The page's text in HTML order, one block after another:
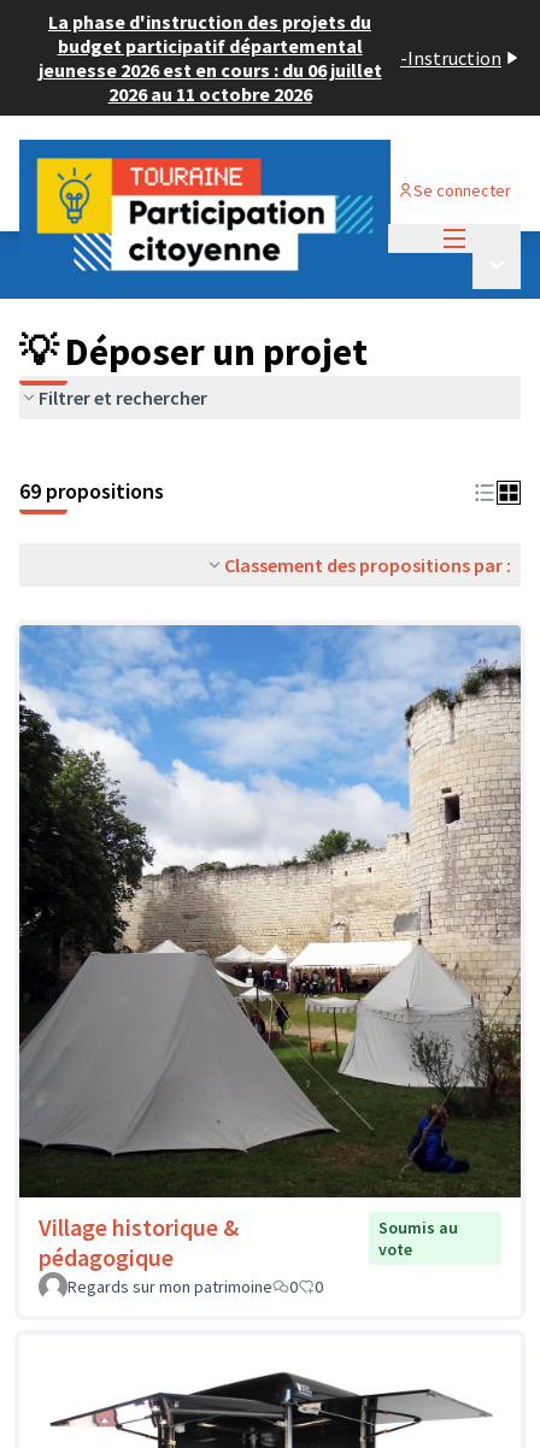
La phase d'instruction des projets du
budget participatif départemental
jeunesse 2026 est en cours : du 06 juillet
2026 au 11 octobre 2026
-Instruction
Se connecter
Budget Participatif ADULTE 2024
💡 Déposer un projet
💡 Déposer un projet
Filtrer et rechercher
69 propositions
Classement des propositions par :
Village historique &
pédagogique
Soumis au
vote
Regards sur mon patrimoine
0 0